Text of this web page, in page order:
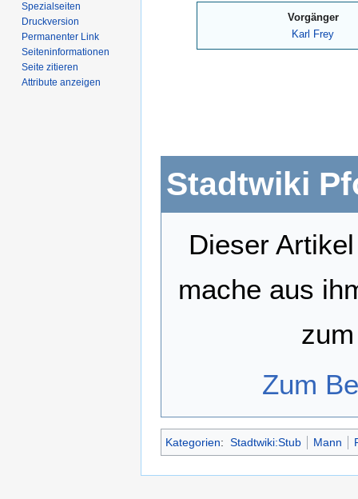
Vorgänger
Karl Frey
Stadtwiki
Dieser
mache aus
Zum
Kategorien: Stadtwiki:Stub Mann
Spezialseiten
Druckversion
Permanenter Link
Seiten­­informationen
Seite zitieren
Attribute anzeigen